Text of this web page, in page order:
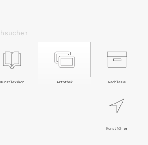
Nachlässe
Artothek
Kunstlexikon
Kunstführer